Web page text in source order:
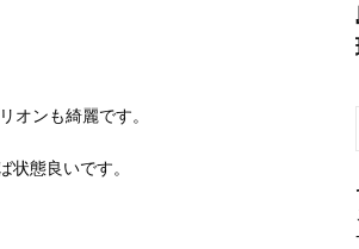
ンも綺麗です。
態良いです。